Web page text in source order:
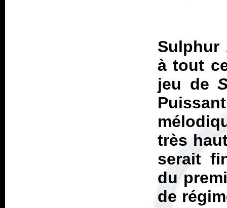
Sulphur
à tout
jeu de
très
serait
du
de